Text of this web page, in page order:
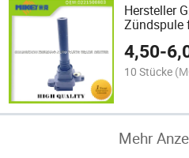
Hersteller
Zündspule
474 Baic
4,50-
10 Stücke
Mehr